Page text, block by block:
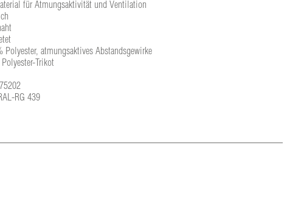
für Atmungsaktivität und Ventilation
atmungsaktives Abstandsgewirke
Trikot
RG 439